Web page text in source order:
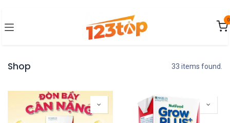
0
Shop 33 items found.